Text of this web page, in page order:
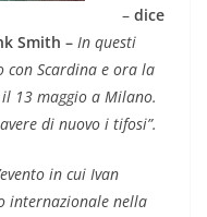
– dice
Smith – In questi
Scardina e ora la
13 maggio a Milano.
di nuovo i tifosi”.
in cui Ivan
internazionale nella